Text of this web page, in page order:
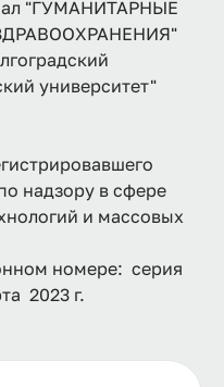
"ГУМАНИТАРНЫЕ
университет"
надзору в сфере
и массовых
номере: серия
2023 г.